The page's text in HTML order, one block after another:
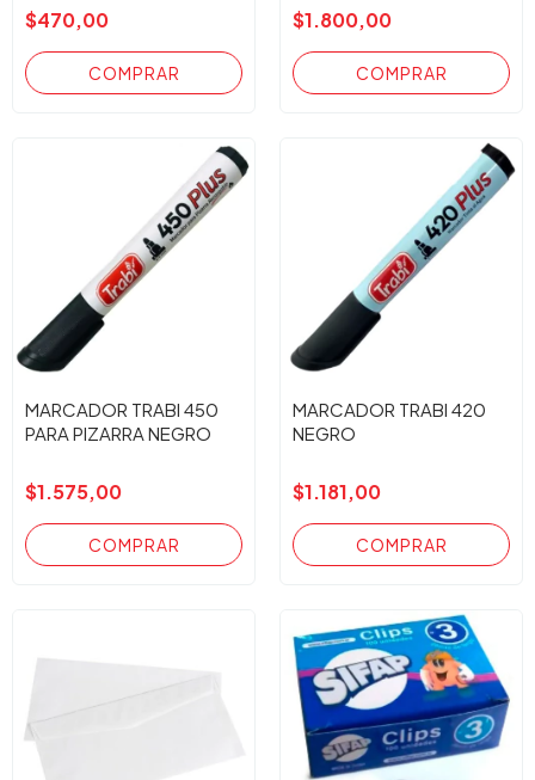
$470,00 $1.800,00
MARCADOR TRABI 450
PARA PIZARRA NEGRO
$1.575,00
MARCADOR TRABI 420
NEGRO
$1.181,00